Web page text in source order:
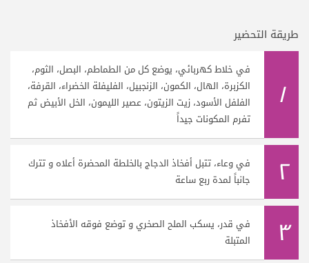
طريقة التحضير
١
في خلاط كهربائي، يوضع كل من الطماطم، البصل، الثوم،
الكزبرة، الهال، الكمون، الزنجبيل، الفليفلة الخضراء، القرفة،
الفلفل الأسود، زيت الزيتون، عصير الليمون، الخل الأبيض ثم
تفرم المكونات جيداً
٢
في وعاء، تتبل أفخاذ الدجاج بالخلطة المحضرة أعلاه و تترك
جانباً لمدة ربع ساعة
٣
في قدر، يسكب الملح الصخري و توضع فوقه الأفخاذ
المتبلة